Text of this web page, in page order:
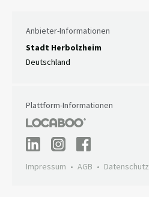
Anbieter-Informationen
Stadt Herbolzheim
Deutschland
Plattform-Informationen
Impressum AGB Datenschutz